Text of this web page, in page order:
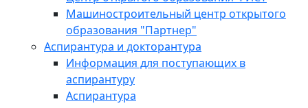
Машиностроительный центр открытого
образования "Партнер"
Аспирантура и докторантура
Информация для поступающих в
аспирантуру
Аспирантура